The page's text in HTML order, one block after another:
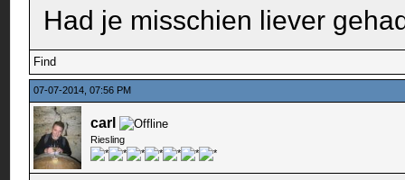
Had je misschien liever
Find
07-07-2014, 07:56 PM
carl
Riesling